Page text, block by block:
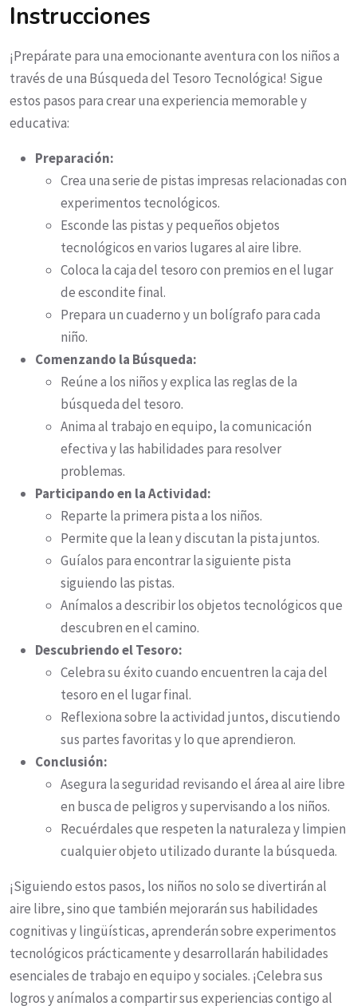
Instrucciones
¡Prepárate para una emocionante aventura con los niños a
través de una Búsqueda del Tesoro Tecnológica! Sigue
estos pasos para crear una experiencia memorable y
educativa:
Preparación:
Crea una serie de pistas impresas relacionadas con
experimentos tecnológicos.
Esconde las pistas y pequeños objetos
tecnológicos en varios lugares al aire libre.
Coloca la caja del tesoro con premios en el lugar
de escondite final.
Prepara un cuaderno y un bolígrafo para cada
niño.
Comenzando la Búsqueda:
Reúne a los niños y explica las reglas de la
búsqueda del tesoro.
Anima al trabajo en equipo, la comunicación
efectiva y las habilidades para resolver
problemas.
Participando en la Actividad:
Reparte la primera pista a los niños.
Permite que la lean y discutan la pista juntos.
Guíalos para encontrar la siguiente pista
siguiendo las pistas.
Anímalos a describir los objetos tecnológicos que
descubren en el camino.
Descubriendo el Tesoro:
Celebra su éxito cuando encuentren la caja del
tesoro en el lugar final.
Reflexiona sobre la actividad juntos, discutiendo
sus partes favoritas y lo que aprendieron.
Conclusión:
Asegura la seguridad revisando el área al aire libre
en busca de peligros y supervisando a los niños.
Recuérdales que respeten la naturaleza y limpien
cualquier objeto utilizado durante la búsqueda.
¡Siguiendo estos pasos, los niños no solo se divertirán al
aire libre, sino que también mejorarán sus habilidades
cognitivas y lingüísticas, aprenderán sobre experimentos
tecnológicos prácticamente y desarrollarán habilidades
esenciales de trabajo en equipo y sociales. ¡Celebra sus
logros y anímalos a compartir sus experiencias contigo al